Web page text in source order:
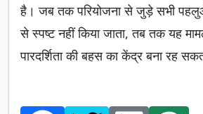
है। जब तक परियोजना से जुड़े सभी
से स्पष्ट नहीं किया जाता, तब तक यह
पारदर्शिता की बहस का केंद्र बना रह